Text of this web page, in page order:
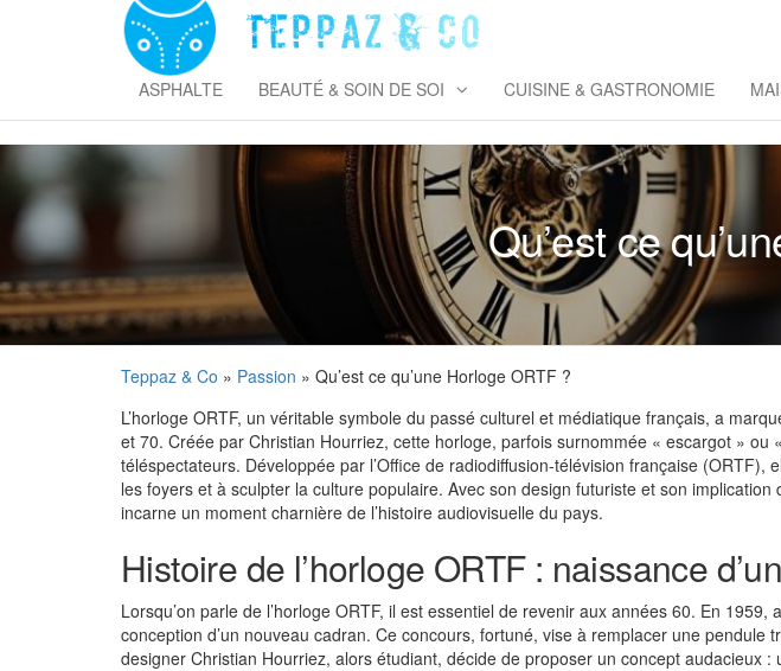
& Co
ASPHALTE BEAUTÉ & SOIN DE SOI CUISINE & GASTRONOMIE
Qu’est ce
Teppaz & Co » Passion » Qu’est ce qu’une Horloge ORTF ?
L’horloge ORTF, un véritable symbole du passé culturel et médiatique français, a
et 70. Créée par Christian Hourriez, cette horloge, parfois surnommée « escargot »
téléspectateurs. Développée par l’Office de radiodiffusion-télévision française
les foyers et à sculpter la culture populaire. Avec son design futuriste et son
incarne un moment charnière de l’histoire audiovisuelle du pays.
Histoire de l’horloge ORTF : naissance
Lorsqu’on parle de l’horloge ORTF, il est essentiel de revenir aux années 60. En
conception d’un nouveau cadran. Ce concours, fortuné, vise à remplacer une
designer Christian Hourriez, alors étudiant, décide de proposer un concept audacieux